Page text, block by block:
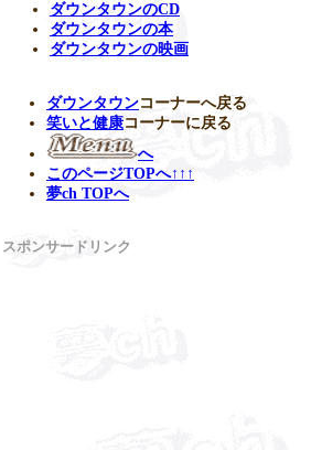
ダウンタウンのCD
ダウンタウンの本
ダウンタウンの映画
ダウンタウンコーナーへ戻る
笑いと健康コーナーに戻る
へ
このページTOPへ↑↑↑
夢ch TOPへ
スポンサードリンク